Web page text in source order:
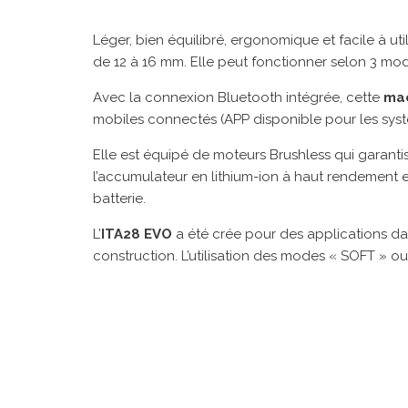
Léger, bien équilibré, ergonomique et facile à
de 12 à 16 mm. Elle peut fonctionner selon 3
Avec la connexion Bluetooth intégrée, cette
mobiles connectés (APP disponible pour les
Elle est équipé de moteurs Brushless qui
l’accumulateur en lithium-ion à haut
batterie.
L’ ITA28 EVO a été crée pour des applications
construction. L’utilisation des modes « SOFT »